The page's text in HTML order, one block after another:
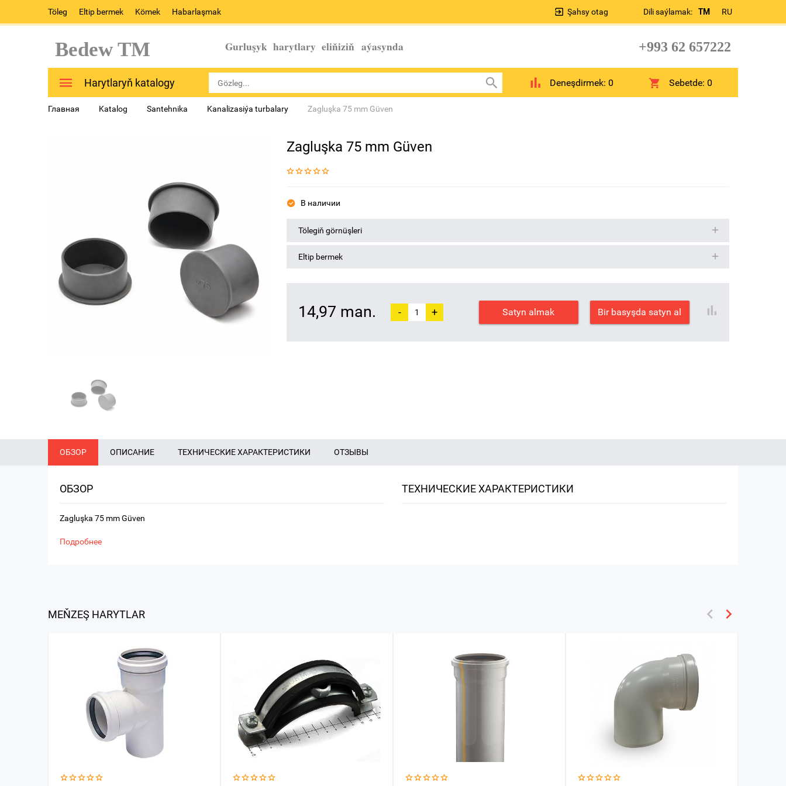
Töleg Eltip bermek Kömek Habarlaşmak Dili saýlamak: TM RU
Şahsy otag
Bedew TM Gurluşyk harytlary eliňiziň aýasynda +993 62 657222
Harytlaryň katalogy Deneşdirmek: 0 Sebetde:0
Главная Katalog Santehnika Kanalizasiýa turbalary Zagluşka 75 mm Güven
Zagluşka 75 mm Güven
В наличии
Tölegiň görnüşleri
Eltip bermek
14,97 man. - + Satyn almak Bir basyşda satyn al
ОБЗОР ОПИСАНИЕ ТЕХНИЧЕСКИЕ ХАРАКТЕРИСТИКИ ОТЗЫВЫ
ОБЗОР
Zagluşka 75 mm Güven
Подробнее
ТЕХНИЧЕСКИЕ ХАРАКТЕРИСТИКИ
MEŇZEŞ HARYTLAR